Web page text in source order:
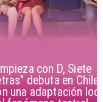
con D, Siete
debuta en Chile
adaptación local